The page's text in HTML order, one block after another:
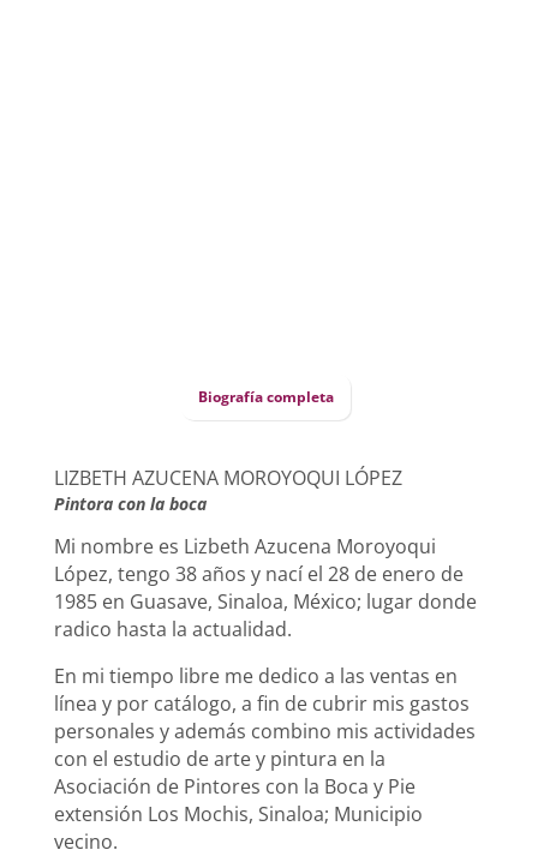
Biografía completa
LIZBETH AZUCENA MOROYOQUI LÓPEZ
Pintora con la boca
Mi nombre es Lizbeth Azucena Moroyoqui
López, tengo 38 años y nací el 28 de enero de
1985 en Guasave, Sinaloa, México; lugar donde
radico hasta la actualidad.
En mi tiempo libre me dedico a las ventas en
línea y por catálogo, a fin de cubrir mis gastos
personales y además combino mis actividades
con el estudio de arte y pintura en la
Asociación de Pintores con la Boca y Pie
extensión Los Mochis, Sinaloa; Municipio
vecino.